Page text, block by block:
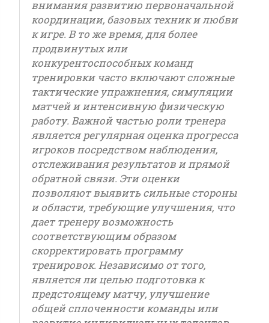
внимания развитию первоначальной
координации, базовых техник и любви
к игре. В то же время, для более
продвинутых или
конкурентоспособных команд
тренировки часто включают сложные
тактические упражнения, симуляции
матчей и интенсивную физическую
работу. Важной частью роли тренера
является регулярная оценка прогресса
игроков посредством наблюдения,
отслеживания результатов и прямой
обратной связи. Эти оценки
позволяют выявить сильные стороны
и области, требующие улучшения, что
дает тренеру возможность
соответствующим образом
скорректировать программу
тренировок. Независимо от того,
является ли целью подготовка к
предстоящему матчу, улучшение
общей сплоченности команды или